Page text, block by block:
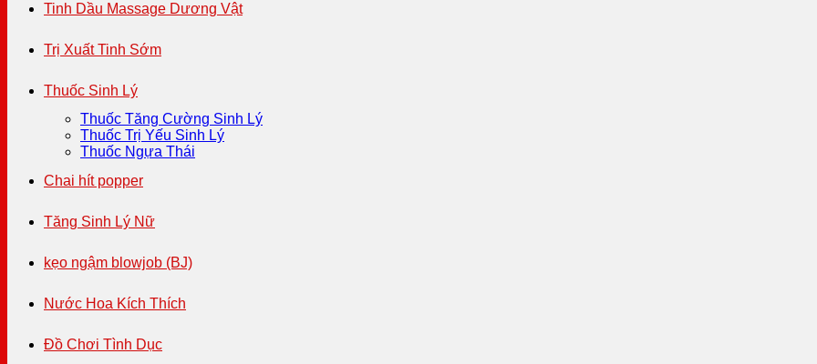
Tinh Dầu Massage Dương Vật
Trị Xuất Tinh Sớm
Thuốc Sinh Lý
Thuốc Tăng Cường Sinh Lý
Thuốc Trị Yếu Sinh Lý
Thuốc Ngựa Thái
Chai hít popper
Tăng Sinh Lý Nữ
kẹo ngậm blowjob (BJ)
Nước Hoa Kích Thích
Đồ Chơi Tình Dục